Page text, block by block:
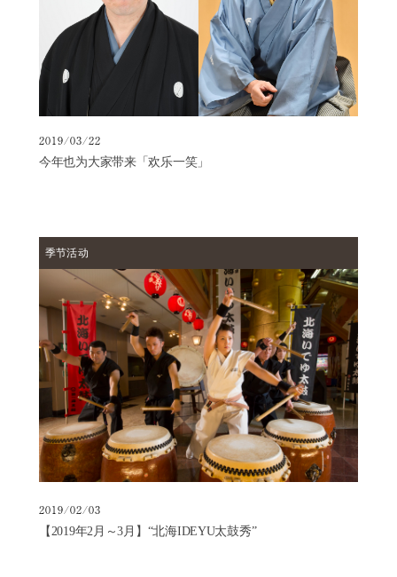
2019/03/22
今年也为大家带来「欢乐一笑」
季节活动
2019/02/03
【2019年2月～3月】“北海IDEYU太鼓秀”